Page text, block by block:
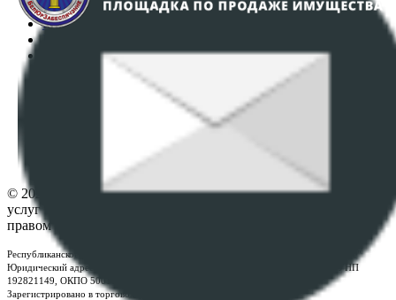
Регламент организации и проведения торгов
Политика в отношении обработки персональных
ПОЛОЖЕНИЕ О ПОЛИТИКЕ ОБРАБОТКИ COOKIE-
Настройки cookie-файлов
© 2026 Республиканское унитарное предприятие по оказанию
услуг "БелЮрОбеспечение" - Все права защищены авторским
правом
Республиканское унитарное предприятие по оказанию услуг "БелЮрОбеспечение"
Юридический адрес: г. Минск, пр-т. Дзержинского, 1Б, e-mail:
, УНП
192821149, ОКПО 500111895000
Зарегистрировано в торговом реестре Республики Беларусь: